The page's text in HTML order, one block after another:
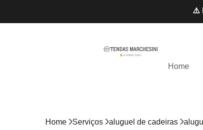
⚠️
Home
Home Serviços aluguel de cadeiras